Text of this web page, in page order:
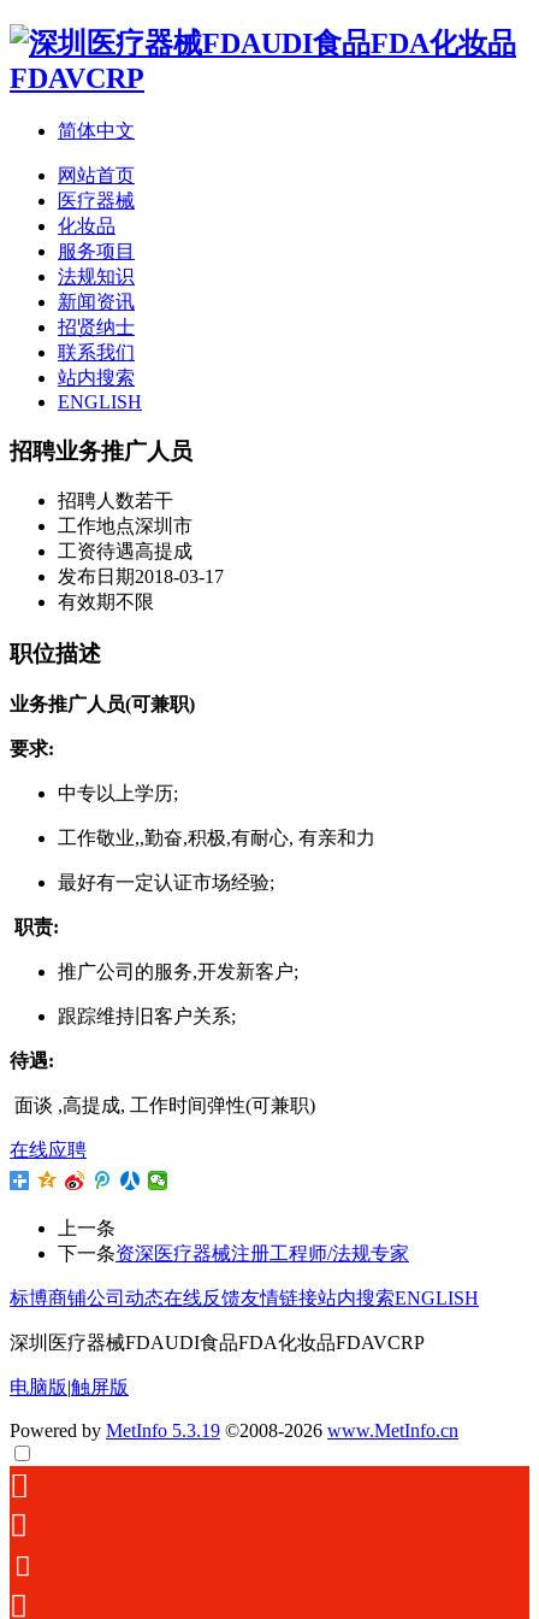
简体中文
网站首页
医疗器械
化妆品
服务项目
法规知识
新闻资讯
招贤纳士
联系我们
站内搜索
ENGLISH
招聘业务推广人员
招聘人数若干
工作地点深圳市
工资待遇高提成
发布日期2018-03-17
有效期不限
职位描述
业务推广人员(可兼职)
要求:
中专以上学历;
工作敬业,,勤奋,积极,有耐心, 有亲和力
最好有一定认证市场经验;
职责:
推广公司的服务,开发新客户;
跟踪维持旧客户关系;
待遇:
面谈 ,高提成, 工作时间弹性(可兼职)
在线应聘
上一条
下一条资深医疗器械注册工程师/法规专家
标博商铺公司动态在线反馈友情链接站内搜索ENGLISH
深圳医疗器械FDAUDI食品FDA化妆品FDAVCRP
电脑版|触屏版
Powered by MetInfo 5.3.19 ©2008-2026 www.MetInfo.cn